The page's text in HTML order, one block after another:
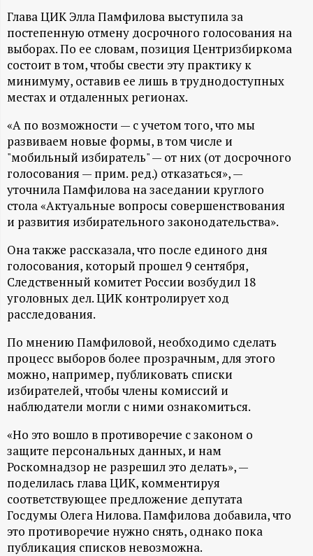
Н
-
и
н
ф
о
р
м
а
ц
и
о
н
н
ы
й
Глава ЦИК Элла Памфилова выступила за
постепенную отмену досрочного голосования на
выборах. По ее словам, позиция Центризбиркома
состоит в том, чтобы свести эту практику к
минимуму, оставив ее лишь в труднодоступных
местах и отдаленных регионах.
«А по возможности — с учетом того, что мы
развиваем новые формы, в том числе и
"мобильный избиратель" — от них (от досрочного
голосования — прим. ред.) отказаться», —
уточнила Памфилова на заседании круглого
стола «Актуальные вопросы совершенствования
и развития избирательного законодательства».
Она также рассказала, что после единого дня
голосования, который прошел 9 сентября,
Следственный комитет России возбудил 18
уголовных дел. ЦИК контролирует ход
расследования.
По мнению Памфиловой, необходимо сделать
процесс выборов более прозрачным, для этого
можно, например, публиковать списки
избирателей, чтобы члены комиссий и
наблюдатели могли с ними ознакомиться.
«Но это вошло в противоречие с законом о
защите персональных данных, и нам
Роскомнадзор не разрешил это делать», —
поделилась глава ЦИК, комментируя
соответствующее предложение депутата
Госдумы Олега Нилова. Памфилова добавила, что
это противоречие нужно снять, однако пока
публикация списков невозможна.